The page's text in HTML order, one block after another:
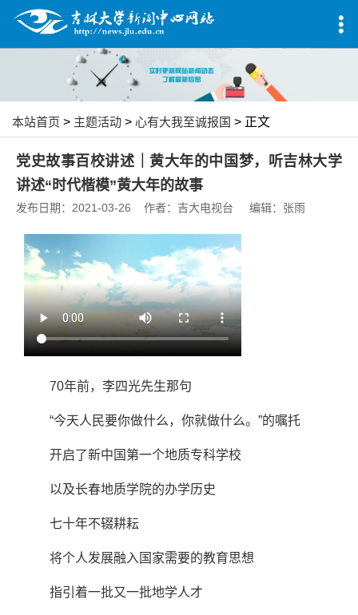
本站首页 > 主题活动 > 心有大我至诚报国 > 正文
党史故事百校讲述｜黄大年的中国梦，听吉林大学
讲述“时代楷模”黄大年的故事
发布日期：2021-03-26 作者：吉大电视台 编辑：张雨
70年前，李四光先生那句
“今天人民要你做什么，你就做什么。”的嘱托
开启了新中国第一个地质专科学校
以及长春地质学院的办学历史
七十年不辍耕耘
将个人发展融入国家需要的教育思想
指引着一批又一批地学人才